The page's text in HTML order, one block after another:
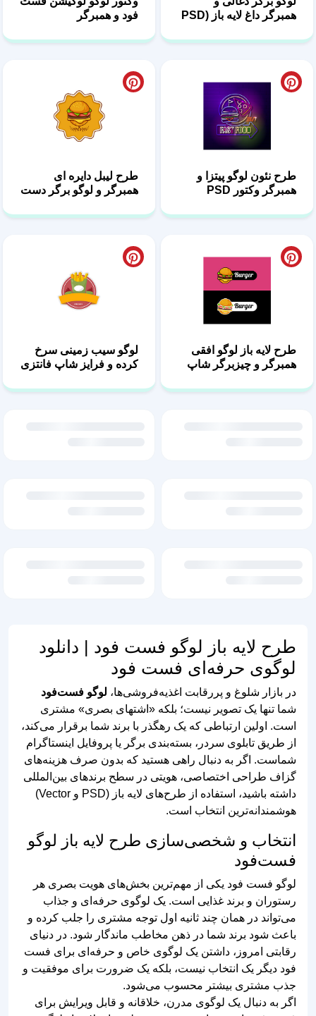
همبرگر داغ لایه باز (PSD
فود و همبرگر
طرح نئون لوگو پیتزا و
همبرگر وکتور PSD
طرح لیبل دایره ای
همبرگر و لوگو برگر دست
طرح لایه باز لوگو افقی
همبرگر و چیزبرگر شاپ
لوگو سیب زمینی سرخ
کرده و فرایز شاپ فانتزی
طرح لایه باز لوگو وگان
برگر و همبرگر گیاهی
طرح لوگو مانستر برگر و
کاراکتر همبرگر
وکتور لوگو برگر ارگانیک و
خانگی تک رنگ
طرح لایه باز لوگو همبرگر
مینیمال و خطی دلیوری